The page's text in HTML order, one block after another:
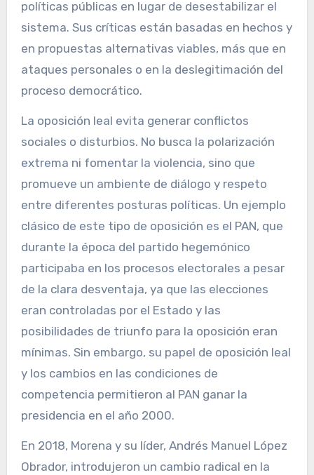
políticas públicas en lugar de desestabilizar el
sistema. Sus críticas están basadas en hechos y
en propuestas alternativas viables, más que en
ataques personales o en la deslegitimación del
proceso democrático.
La oposición leal evita generar conflictos
sociales o disturbios. No busca la polarización
extrema ni fomentar la violencia, sino que
promueve un ambiente de diálogo y respeto
entre diferentes posturas políticas. Un ejemplo
clásico de este tipo de oposición es el PAN, que
durante la época del partido hegemónico
participaba en los procesos electorales a pesar
de la clara desventaja, ya que las elecciones
eran controladas por el Estado y las
posibilidades de triunfo para la oposición eran
mínimas. Sin embargo, su papel de oposición leal
y los cambios en las condiciones de
competencia permitieron al PAN ganar la
presidencia en el año 2000.
En 2018, Morena y su líder, Andrés Manuel López
Obrador, introdujeron un cambio radical en la